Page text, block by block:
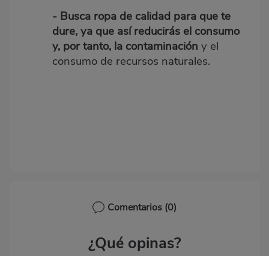
- Busca ropa de calidad para que te
dure, ya que así reducirás el consumo
y, por tanto, la contaminación y el
consumo de recursos naturales.
Comentarios (0)
¿Qué opinas?